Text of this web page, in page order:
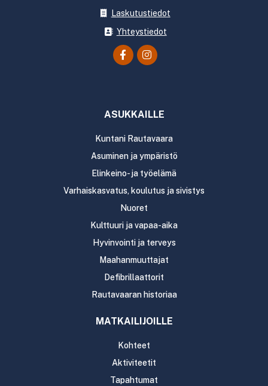
Laskutustiedot
Yhteystiedot
ASUKKAILLE
Kuntani Rautavaara
Asuminen ja ympäristö
Elinkeino- ja työelämä
Varhaiskasvatus, koulutus ja sivistys
Nuoret
Kulttuuri ja vapaa-aika
Hyvinvointi ja terveys
Maahanmuuttajat
Defibrillaattorit
Rautavaaran historiaa
MATKAILIJOILLE
Kohteet
Aktiviteetit
Tapahtumat